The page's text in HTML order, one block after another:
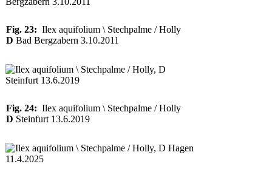
Fig. 23: Ilex aquifolium \ Stechpalme / Holly
D Bad Bergzabern 3.10.2011
Fig. 24: Ilex aquifolium \ Stechpalme / Holly
D Steinfurt 13.6.2019